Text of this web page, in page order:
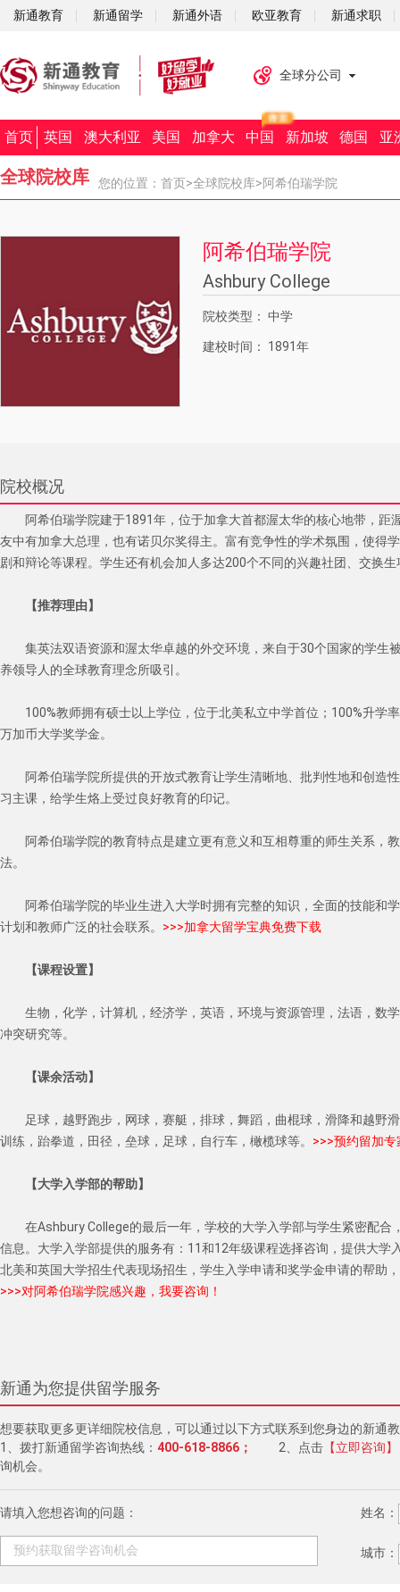
新通教育 新通留学 新通外语 欧亚教育 新通求职
全球分公司
首页 英国 澳大利亚 美国 加拿大 中国 新加坡 德国 亚
全球院校库 您的位置： 首页>全球院校库>阿希伯瑞学院
阿希伯瑞学院
Ashbury College
院校类型： 中学
建校时间： 1891年
院校概况
阿希伯瑞学院建于1891年，位于加拿大首都渥太华的核心地带，
友中有加拿大总理，也有诺贝尔奖得主。富有竞争性的学术氛围，使得
剧和辩论等课程。学生还有机会加人多达200个不同的兴趣社团、交换
【推荐理由】
集英法双语资源和渥太华卓越的外交环境，来自于30个国家的学生
养领导人的全球教育理念所吸引。
100%教师拥有硕士以上学位，位于北美私立中学首位；100%升学
万加币大学奖学金。
阿希伯瑞学院所提供的开放式教育让学生清晰地、批判性地和创造
习主课，给学生烙上受过良好教育的印记。
阿希伯瑞学院的教育特点是建立更有意义和互相尊重的师生关系，
法。
阿希伯瑞学院的毕业生进入大学时拥有完整的知识，全面的技能和
计划和教师广泛的社会联系。 >>>加拿大留学宝典免费下载
【课程设置】
生物，化学，计算机，经济学，英语，环境与资源管理，法语，数
冲突研究等。
【课余活动】
足球，越野跑步，网球，赛艇，排球，舞蹈，曲棍球，滑降和越野
训练，跆拳道，田径，垒球，足球，自行车，橄榄球等。 >>>预约留加
【大学入学部的帮助】
在Ashbury College的最后一年，学校的大学入学部与学生紧密配
信息。大学入学部提供的服务有：11和12年级课程选择咨询，提供大学
北美和英国大学招生代表现场招生，学生入学申请和奖学金申请的帮助
>>>对阿希伯瑞学院感兴趣，我要咨询！
新通为您提供留学服务
想要获取更多更详细院校信息，可以通过以下方式联系到您身边的新通
1、拨打新通留学咨询热线： 400-618-8866； 2、点击 【立即咨询】
询机会。
请填入您想咨询的问题： 姓名：
城市：